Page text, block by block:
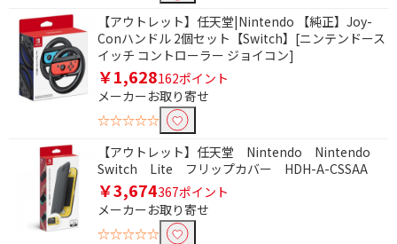
【アウトレット】任天堂|Nintendo 【純正】Joy-
Conハンドル 2個セット【Switch】[ニンテンドース
イッチ コントローラー ジョイコン]
￥1,628162ポイント
メーカーお取り寄せ
☆☆☆☆☆
【アウトレット】任天堂 Nintendo Nintendo
Switch Lite フリップカバー HDH-A-CSSAA
￥3,674367ポイント
メーカーお取り寄せ
☆☆☆☆☆